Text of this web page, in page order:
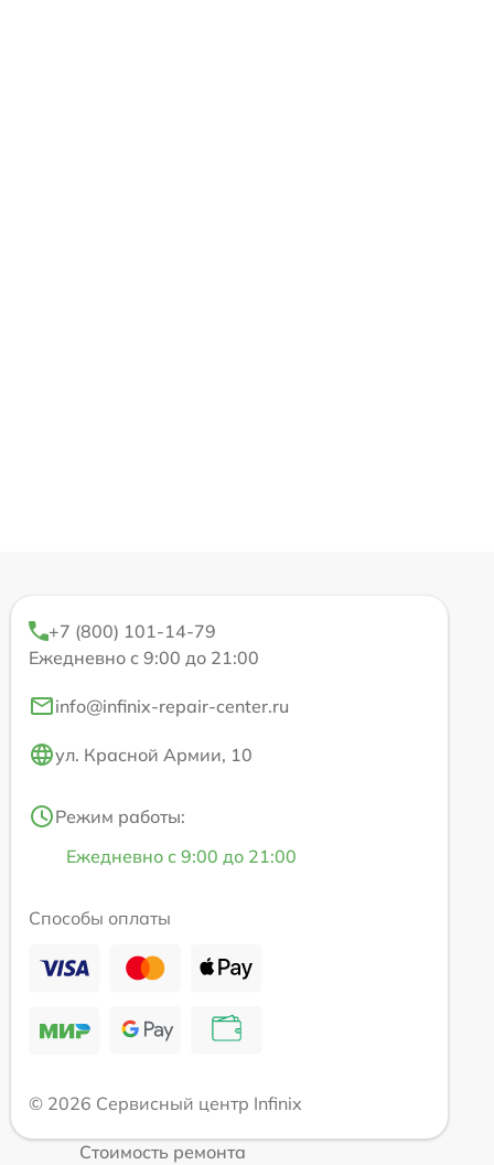
+7 (800) 101-14-79
Ежедневно с 9:00 до 21:00
info@infinix-repair-center.ru
ул. Красной Армии, 10
Режим работы:
Ежедневно с 9:00 до 21:00
Способы оплаты
© 2026 Сервисный центр Infinix
Стоимость ремонта